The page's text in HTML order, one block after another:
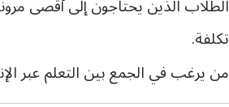
الطلاب الذين يحتاجون إلى أقصى
تكلفة.
من يرغب في الجمع بين التعلم عبر